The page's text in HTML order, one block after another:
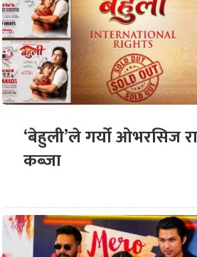
‘बेहुली’ले गर्यो ओभरसिज
कब्जा